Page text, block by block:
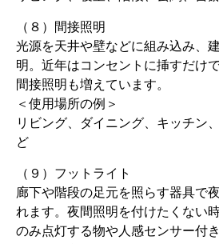
（８）間接照明
光源を天井や壁などに組み込み、
明。近年はコンセントに挿すだけ
間接照明も増えています。
＜使用場所の例＞
リビング、ダイニング、キッチン
ど
（９）フットライト
廊下や階段の足元を照らす器具で
れます。夜間照明を付けたくない
のみ点灯する物や人感センサー付